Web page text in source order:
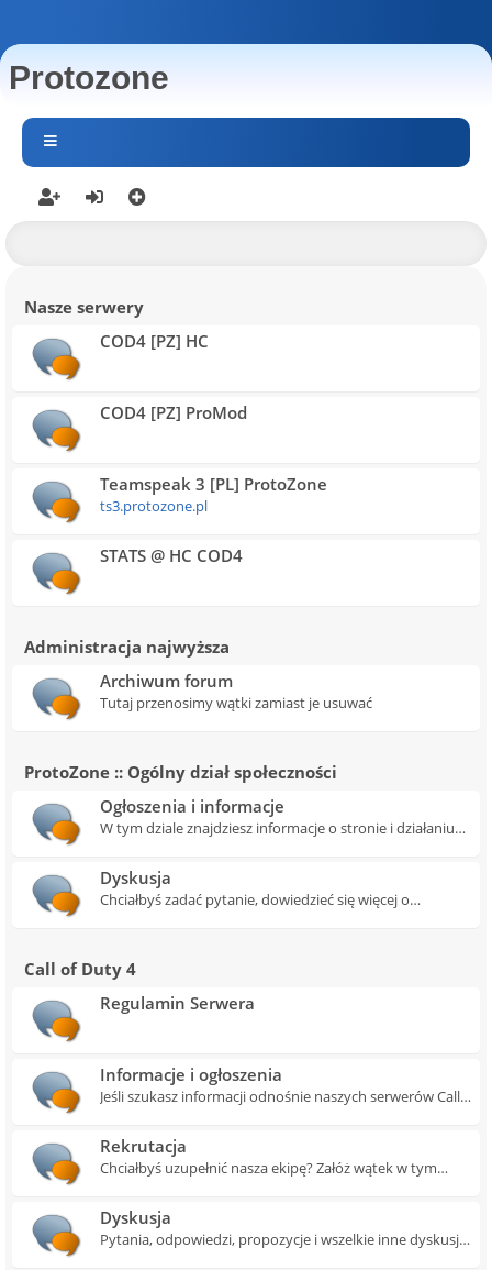
Protozone
Nasze serwery
COD4 [PZ] HC
COD4 [PZ] ProMod
Teamspeak 3 [PL] ProtoZone
ts3.protozone.pl
STATS @ HC COD4
Administracja najwyższa
Archiwum forum
Tutaj przenosimy wątki zamiast je usuwać
ProtoZone :: Ogólny dział społeczności
Ogłoszenia i informacje
W tym dziale znajdziesz informacje o stronie i działaniu
Dyskusja
Chciałbyś zadać pytanie, dowiedzieć się więcej o
Call of Duty 4
Regulamin Serwera
Informacje i ogłoszenia
Jeśli szukasz informacji odnośnie naszych serwerów Call
ogłoszeniami.
Rekrutacja
Chciałbyś uzupełnić nasza ekipę? Załóż wątek w tym
Dyskusja
Pytania, odpowiedzi, propozycje i wszelkie inne dyskusje